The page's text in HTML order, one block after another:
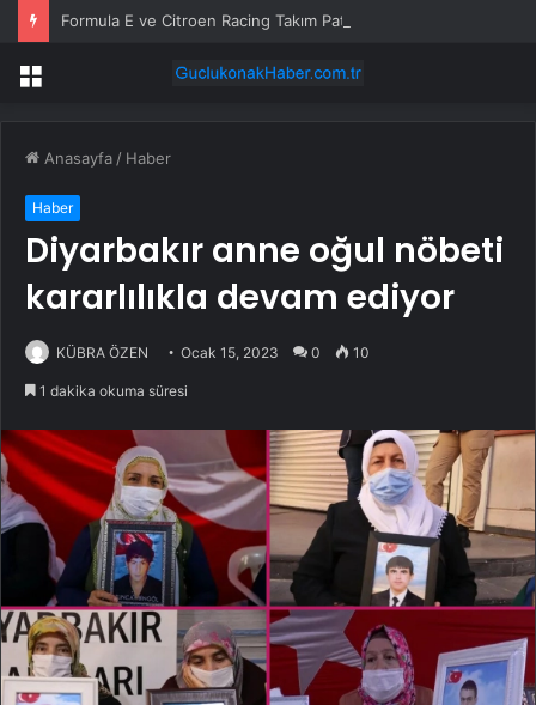
Menü
Anasayfa / Haber
Haber
Diyarbakır anne oğul nöbeti
kararlılıkla devam ediyor
KÜBRA ÖZEN Ocak 15, 2023 0 10
1 dakika okuma süresi